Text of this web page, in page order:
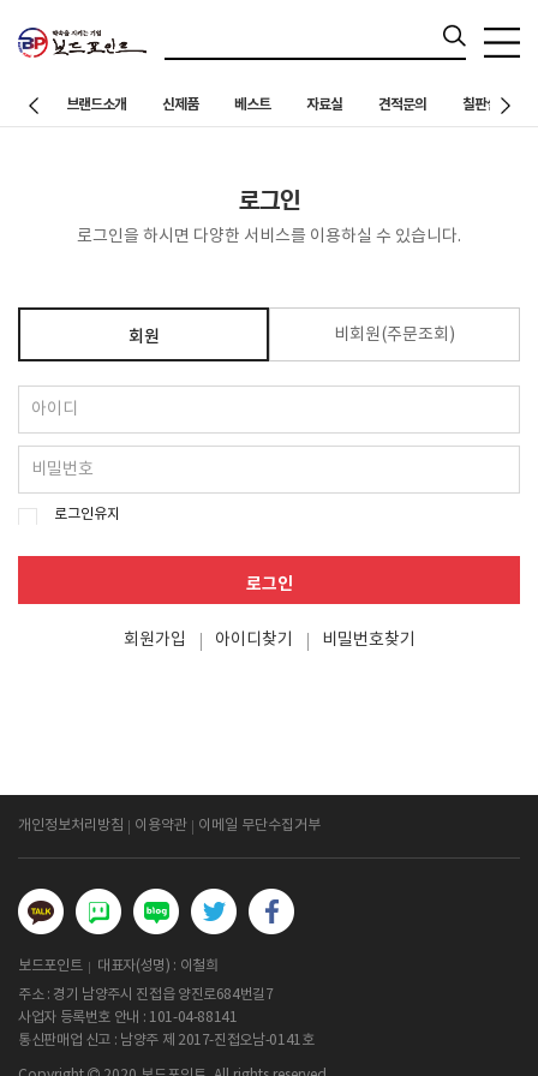
브랜드소개 신제품 베스트 자료실 견적문의 칠판설치 사례
로그인
로그인을 하시면 다양한 서비스를 이용하실 수 있습니다.
회원 비회원(주문조회)
로그인유지
로그인
회원가입 아이디찾기 비밀번호찾기
개인정보처리방침 이용약관 이메일 무단수집거부
보드포인트
대표자(성명) : 이철희
주소 : 경기 남양주시 진접읍 양진로684번길7
사업자 등록번호 안내 : 101-04-88141
통신판매업 신고 : 남양주 제 2017-진접오남-0141호